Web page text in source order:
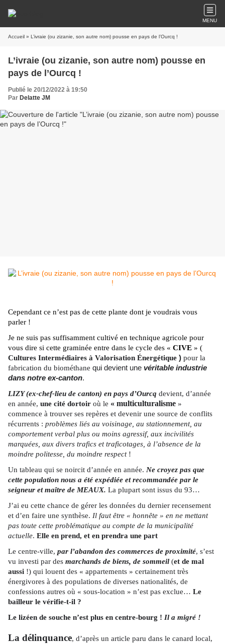
MENU
Accueil » L’ivraie (ou zizanie, son autre nom) pousse en pays de l’Ourcq !
L’ivraie (ou zizanie, son autre nom) pousse en
pays de l’Ourcq !
Publié le 20/12/2022 à 19:50
Par Delatte JM
Cependant ce n’est pas de cette plante dont je voudrais vous
parler !
Je ne suis pas suffisamment cultivé en technique agricole pour
vous dire si cette graminée entre dans le cycle des « CIVE » (
Cultures Intermédiaires à Valorisation Énergétique ) pour la
fabrication du biométhane qui devient une véritable industrie
dans notre ex-canton.
LIZY (ex-chef-lieu de canton) en pays d’Ourcq devient, d’année
en année, une cité dortoir où le « multiculturalisme »
commence à trouver ses repères et devenir une source de conflits
récurrents : problèmes liés au voisinage, au stationnement, au
comportement verbal plus ou moins agressif, aux incivilités
marquées, aux divers trafics et traficotages, à l’absence de la
moindre politesse, du moindre respect!
Un tableau qui se noircit d’année en année. Ne croyez pas que
cette population nous a été expédiée et recommandée par le
seigneur et maître de MEAUX. La plupart sont issus du 93…
J’ai eu cette chance de gérer les données du dernier recensement
et d’en faire une synthèse. Il faut être « honnête » en ne mettant
pas toute cette problématique au compte de la municipalité
actuelle. Elle en prend, et en prendra une part
Le centre-ville, par l’abandon des commerces de proximité, s’est
vu investi par des marchands de biens, de sommeil (et de mal
aussi !) qui louent des « appartements » certainement très
énergivores à des populations de diverses nationalités, de
confessions autres où « sous-location » n’est pas exclue… Le
bailleur le vérifie-t-il ?
Le lizéen de souche n’est plus en centre-bourg ! Il a migré !
La délinquance, d’après un article paru dans le canard local,